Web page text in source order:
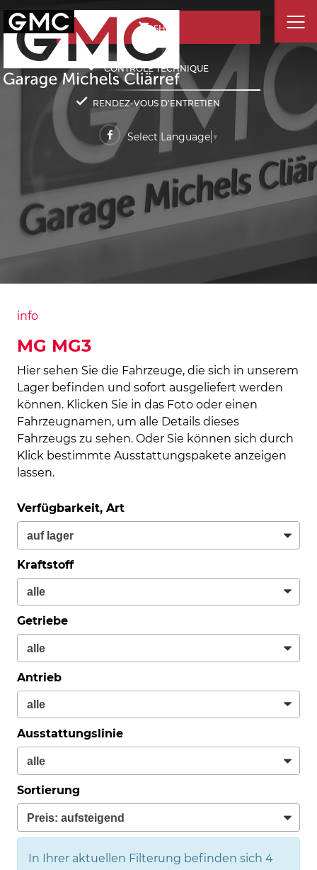
SHOP
CONTRÔLE TECHNIQUE
RENDEZ-VOUS D'ENTRETIEN
Select Language ▼
info
MG MG3
Hier sehen Sie die Fahrzeuge, die sich in unserem
Lager befinden und sofort ausgeliefert werden
können. Klicken Sie in das Foto oder einen
Fahrzeugnamen, um alle Details dieses
Fahrzeugs zu sehen. Oder Sie können sich durch
Klick bestimmte Ausstattungspakete anzeigen
lassen.
Verfügbarkeit, Art
Kraftstoff
Getriebe
Antrieb
Ausstattungslinie
Sortierung
In Ihrer aktuellen Filterung befinden sich 4